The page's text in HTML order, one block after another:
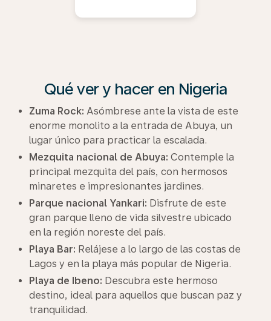
Qué ver y hacer en Nigeria
Zuma Rock: Asómbrese ante la vista de este
enorme monolito a la entrada de Abuya, un
lugar único para practicar la escalada.
Mezquita nacional de Abuya: Contemple la
principal mezquita del país, con hermosos
minaretes e impresionantes jardines.
Parque nacional Yankari: Disfrute de este
gran parque lleno de vida silvestre ubicado
en la región noreste del país.
Playa Bar: Relájese a lo largo de las costas de
Lagos y en la playa más popular de Nigeria.
Playa de Ibeno: Descubra este hermoso
destino, ideal para aquellos que buscan paz y
tranquilidad.